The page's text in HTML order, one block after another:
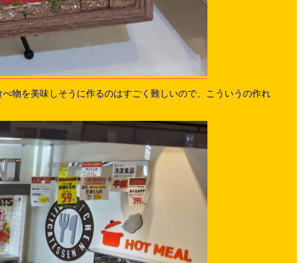
物を美味しそうに作るのはすごく難しいので、こういうの作れ